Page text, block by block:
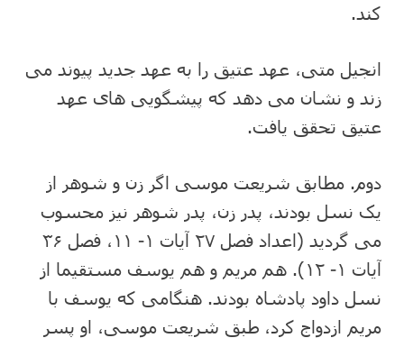
کند.
انجیل متی، عهد عتیق را به عهد جدید پیوند می
زند و نشان می دهد که پیشگویی های عهد
عتیق تحقق یافت.
دوم. مطابق شریعت موسی اگر زن و شوهر از
یک نسل بودند، پدر زن، پدر شوهر نیز محسوب
می گردید (اعداد فصل ۲۷ آیات ۱- ۱۱، فصل ۳۶
آیات ۱- ۱۲). هم مریم و هم یوسف مستقیما از
نسل داود پادشاه بودند. هنگامی که یوسف با
مریم ازدواج کرد، طبق شریعت موسی، او پسر